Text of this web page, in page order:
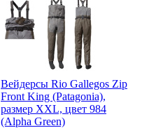
Вейдерсы Rio Gallegos Zip
Front King (Patagonia),
размер XXL, цвет 984
(Alpha Green)